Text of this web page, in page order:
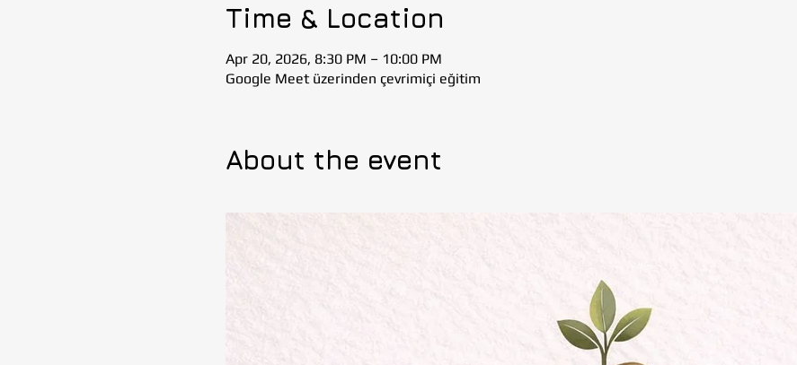
Time & Location
Apr 20, 2026, 8:30 PM – 10:00 PM
Google Meet üzerinden çevrimiçi eğitim
About the event